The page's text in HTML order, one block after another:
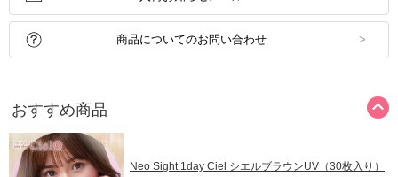
商品についてのお問い合わせ
おすすめ商品
Neo Sight 1day Ciel シエルブラウンUV（30枚入り）